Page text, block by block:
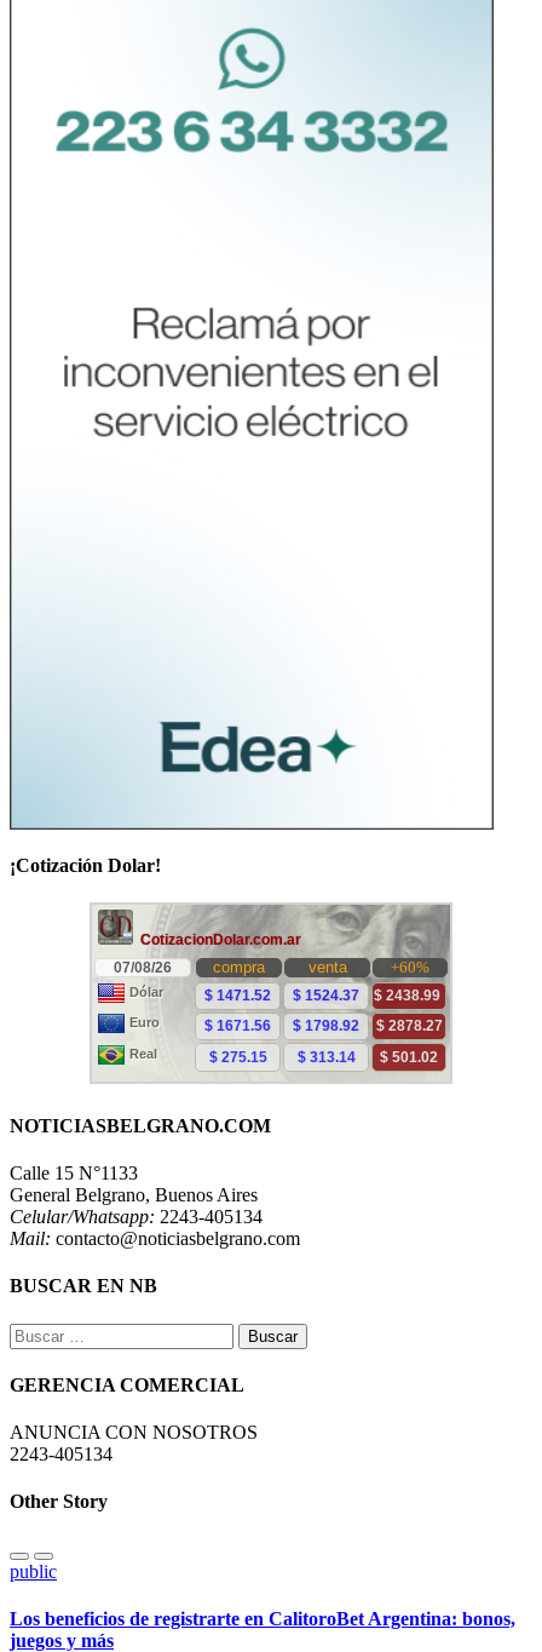
¡Cotización Dolar!
NOTICIASBELGRANO.COM
Calle 15 N°1133
General Belgrano, Buenos Aires
Celular/Whatsapp: 2243-405134
Mail: contacto@noticiasbelgrano.com
BUSCAR EN NB
Buscar:
GERENCIA COMERCIAL
ANUNCIA CON NOSOTROS
2243-405134
Other Story
public
Los beneficios de registrarte en CalitoroBet Argentina: bonos,
juegos y más